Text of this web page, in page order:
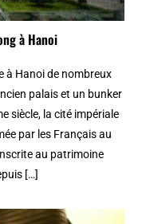
à Hanoi
à Hanoi de nombreux
palais et un bunker
siècle, la cité impériale
par les Français au
au patrimoine
[…]